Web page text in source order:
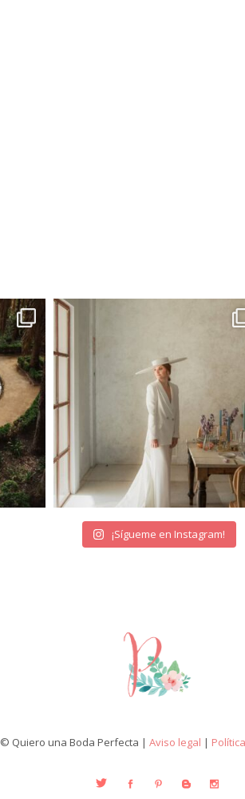
¡Sígueme en Instagram!
© Quiero una Boda Perfecta | Aviso legal |